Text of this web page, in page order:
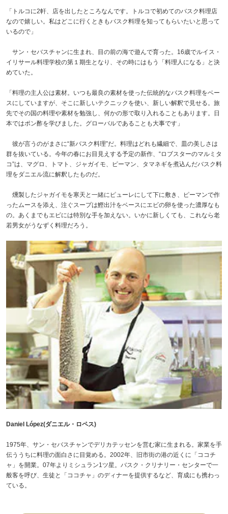
「トルコに2軒、店を出したところなんです。トルコで初めてのバスク料理店
なので嬉しい。私はどこに行くときもバスク料理を知ってもらいたいと思って
いるので」
サン・セバスチャンに生まれ、目の前の海で遊んで育った。16歳でルイス・
イリサール料理学校の第１期生となり、その時にはもう「料理人になる」と決
めていた。
「料理の主人公は素材。いつも最良の素材を使った伝統的なバスク料理をベー
スにしていますが、そこに新しいテクニックを使い、新しい解釈で見せる。旅
先でその国の料理や素材を勉強し、何かの形で取り入れることもあります。日
本ではポン酢を学びました。グローバルであることも大事です」
彼が言うのがまさに“新バスク料理”だ。料理はどれも繊細で、皿の美しさは
群を抜いている。今年の春にお目見えする予定の新作、“ロブスターのマルミタ
コ”は、マグロ、トマト、ジャガイモ、ピーマン、タマネギを煮込んだバスク料
理をダニエル流に解釈したものだ。
燻製したジャガイモを寒天と一緒にピューレにして下に敷き、ピーマンで作
ったムースを添え、注ぐスープは鰹出汁をベースにエビの卵を使った濃厚なも
の。あくまでもエビには特別な手を加えない。いかに新しくても、これなら老
若男女がうなずく料理だろう。
Daniel López(ダニエル・ロペス)
1975年、サン・セバスチャンでデリカテッセンを営む家に生まれる。家業を手
伝ううちに料理の面白さに目覚める。2002年、旧市街の港の近くに「ココチ
ャ」を開業。07年よりミシュラン1ツ星。バスク・クリナリー・センターで一
般客を呼び、生徒と「ココチャ」のディナーを提供するなど、育成にも携わっ
ている。